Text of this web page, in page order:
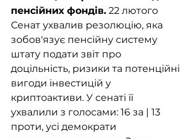
пенсійних фондів. 22 лютого
Сенат ухвалив резолюцію, яка
зобов'язує пенсійну систему
штату подати звіт про
доцільність, ризики та потенційні
вигоди інвестицій у
криптоактиви. У сенаті її
ухвалили з голосами: 16 за | 13
проти, усі демократи